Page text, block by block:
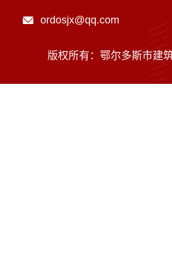
ordosjx@qq.com
版权所有：鄂尔多斯市建